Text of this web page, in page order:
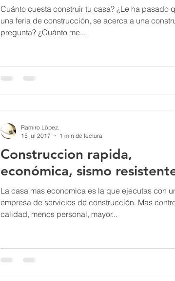
Cuánto cuesta construir tu casa? ¿Le ha pasado
una feria de construcción, se acerca a una
pregunta? ¿Cuánto me...
Construccion rapida,
económica, sismo
La casa mas economica es la que ejecutas con
empresa de servicios de construcción. Mas
calidad, menos personal, mayor...
Ramiro López.
15 jul 2017
1 min de lectura